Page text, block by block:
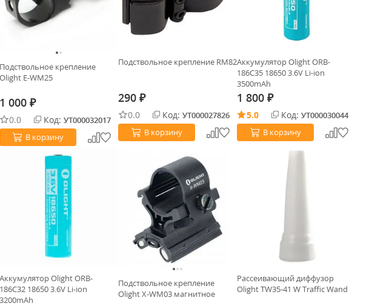
Подствольное крепление
Olight E-WM25
1 000 ₽
0.0 Код: УТ000032017
В корзину
Подствольное крепление RM82
290 ₽
0.0 Код: УТ000027826
В корзину
Аккумулятор Olight ORB-
186C35 18650 3.6V Li-ion
3500mAh
1 800 ₽
5.0 Код: УТ000030044
В корзину
Аккумулятор Olight ORB-
186C32 18650 3.6V Li-ion
3200mAh
Подствольное крепление
Olight X-WM03 магнитное
Рассеивающий диффузор
Olight TW35-41 W Traffic Wand